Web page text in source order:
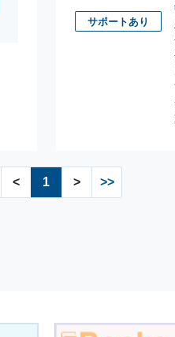
サポートあり
< 1 > >>